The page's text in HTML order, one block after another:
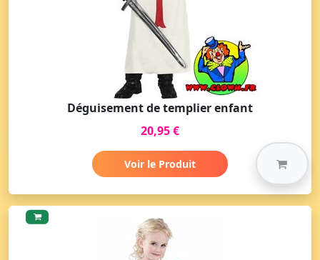
Déguisement de templier enfant
20,95 €
Voir le Produit